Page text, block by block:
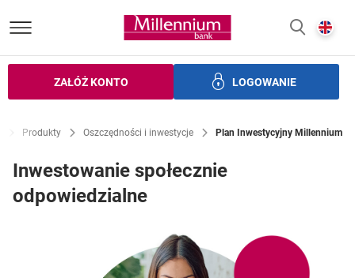
Bank Millennium homepage
ZAŁÓŻ KONTO LOGOWANIE
Produkty Oszczędności i inwestycje Plan Inwestycyjny Millennium
Inwestowanie społecznie
odpowiedzialne